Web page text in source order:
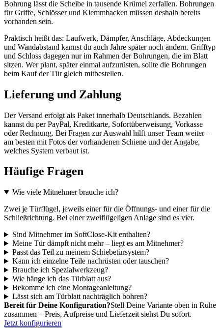
Bohrung lässt die Scheibe in tausende Krümel zerfallen. Bohrungen
für Griffe, Schlösser und Klemmbacken müssen deshalb bereits
vorhanden sein.
Praktisch heißt das: Laufwerk, Dämpfer, Anschläge, Abdeckungen
und Wandabstand kannst du auch Jahre später noch ändern. Grifftyp
und Schloss dagegen nur im Rahmen der Bohrungen, die im Blatt
sitzen. Wer plant, später einmal aufzurüsten, sollte die Bohrungen
beim Kauf der Tür gleich mitbestellen.
Lieferung und Zahlung
Der Versand erfolgt als Paket innerhalb Deutschlands. Bezahlen
kannst du per PayPal, Kreditkarte, Sofortüberweisung, Vorkasse
oder Rechnung. Bei Fragen zur Auswahl hilft unser Team weiter –
am besten mit Fotos der vorhandenen Schiene und der Angabe,
welches System verbaut ist.
Häufige Fragen
Wie viele Mitnehmer brauche ich?
Zwei je Türflügel, jeweils einer für die Öffnungs- und einer für die
Schließrichtung. Bei einer zweiflügeligen Anlage sind es vier.
Sind Mitnehmer im SoftClose-Kit enthalten?
Meine Tür dämpft nicht mehr – liegt es am Mitnehmer?
Passt das Teil zu meinem Schiebetürsystem?
Kann ich einzelne Teile nachrüsten oder tauschen?
Brauche ich Spezialwerkzeug?
Wie hänge ich das Türblatt aus?
Bekomme ich eine Montageanleitung?
Lässt sich am Türblatt nachträglich bohren?
Bereit für Deine Konfiguration?Stell Deine Variante oben in Ruhe
zusammen – Preis, Aufpreise und Lieferzeit siehst Du sofort.
Jetzt konfigurieren